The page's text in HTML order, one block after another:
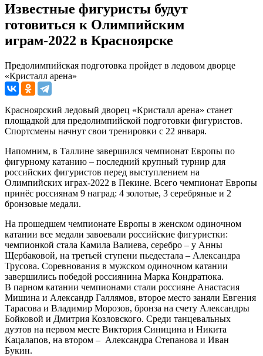
Известные фигуристы будут
готовиться к Олимпийским
играм-2022 в Красноярске
Предолимпийская подготовка пройдет в ледовом дворце
«Кристалл арена»
Красноярский ледовый дворец «Кристалл арена» станет
площадкой для предолимпийской подготовки фигуристов.
Спортсмены начнут свои тренировки с 22 января.
Напомним, в Таллине завершился чемпионат Европы по
фигурному катанию – последний крупный турнир для
российских фигуристов перед выступлением на
Олимпийских играх-2022 в Пекине. Всего чемпионат Европы
принёс россиянам 9 наград: 4 золотые, 3 серебряные и 2
бронзовые медали.
На прошедшем чемпионате Европы в женском одиночном
катании все медали завоевали российские фигуристки:
чемпионкой стала Камила Валиева, серебро – у Анны
Щербаковой, на третьей ступени пьедестала – Александра
Трусова. Соревнования в мужском одиночном катании
завершились победой россиянина Марка Кондратюка.
В парном катании чемпионами стали россияне Анастасия
Мишина и Александр Галлямов, второе место заняли Евгения
Тарасова и Владимир Морозов, бронза на счету Александры
Бойковой и Дмитрия Козловского. Среди танцевальных
дуэтов на первом месте Виктория Синицина и Никита
Кацалапов, на втором – Александра Степанова и Иван
Букин.